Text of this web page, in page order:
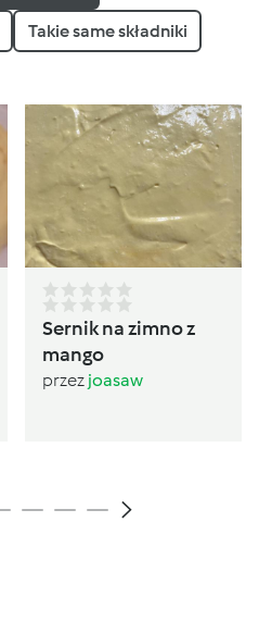
Takie same składniki
Sernik na zimno z
mango
przez joasaw